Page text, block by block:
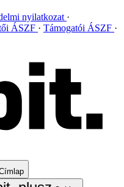
nyilatkozat
ÁSZF
Támogatói ÁSZF